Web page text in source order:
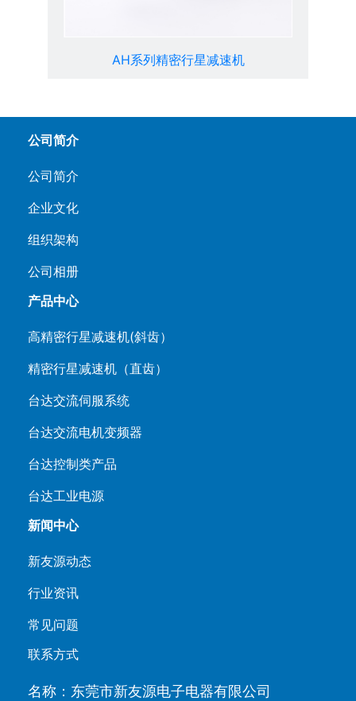
AH系列精密行星减速机
公司简介
公司简介
企业文化
组织架构
公司相册
产品中心
高精密行星减速机(斜齿）
精密行星减速机（直齿）
台达交流伺服系统
台达交流电机变频器
台达控制类产品
台达工业电源
新闻中心
新友源动态
行业资讯
常见问题
联系方式
名称：东莞市新友源电子电器有限公司